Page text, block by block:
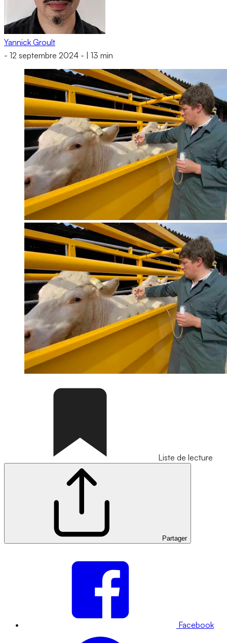
Yannick Groult
- 12 septembre 2024 - 13 min
Liste de lecture
Partager
Facebook